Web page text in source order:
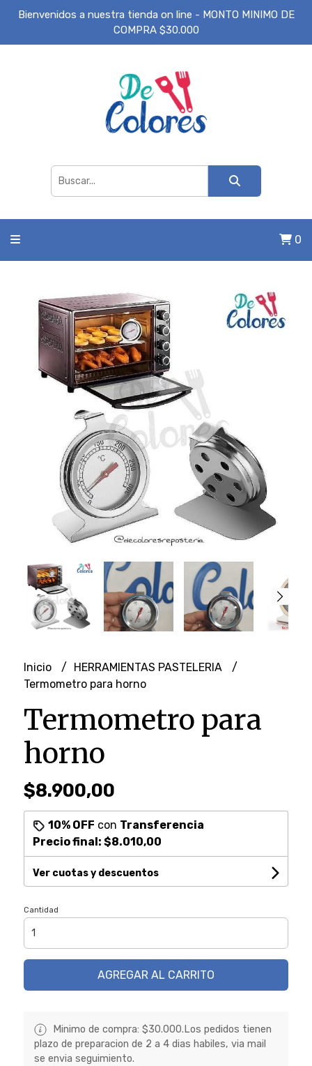
Bienvenidos a nuestra tienda on line - MONTO MINIMO DE
COMPRA $30.000
0
Inicio
HERRAMIENTAS PASTELERIA
Termometro para horno
Termometro para
horno
$8.900,00
10% OFF con Transferencia
Precio final: $8.010,00
Ver cuotas y descuentos
Cantidad
AGREGAR AL CARRITO
Minimo de compra: $30.000.Los pedidos tienen
plazo de preparacion de 2 a 4 dias habiles, via mail
se envia seguimiento.